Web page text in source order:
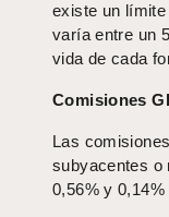
existe un
varía entre un
vida de cada
Comisiones
Las
subyacentes o
0,56% y